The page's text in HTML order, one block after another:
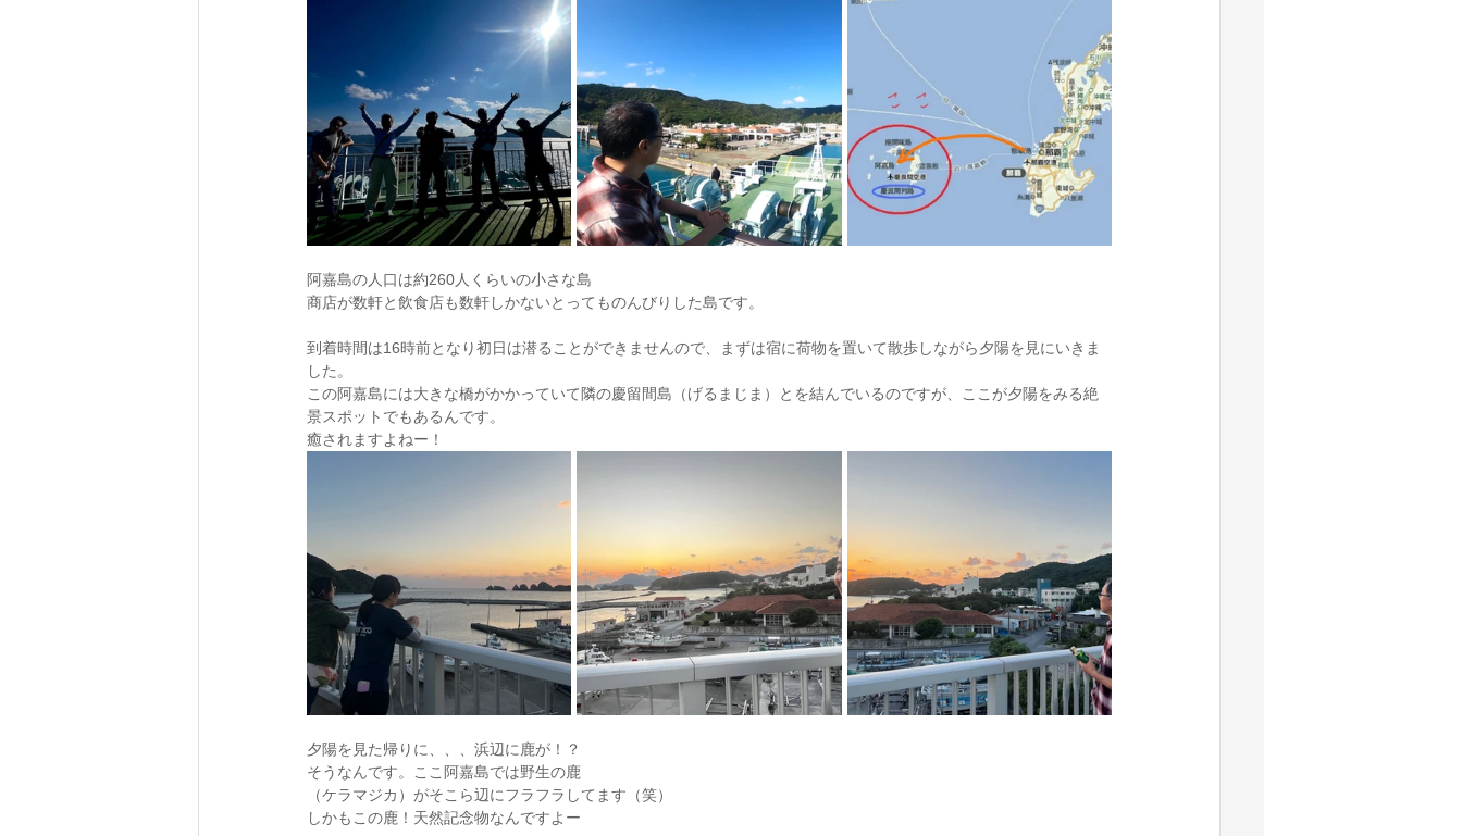
阿嘉島の人口は約260人くらいの小さな島
商店が数軒と飲食店も数軒しかないとってものんびりした島です。
到着時間は16時前となり初日は潜ることができませんので、まずは宿に荷物を置いて散歩しながら夕陽を見にいきま
した。
この阿嘉島には大きな橋がかかっていて隣の慶留間島（げるまじま）とを結んでいるのですが、ここが夕陽をみる絶
景スポットでもあるんです。
癒されますよねー！
夕陽を見た帰りに、、、浜辺に鹿が！？
そうなんです。ここ阿嘉島では野生の鹿
（ケラマジカ）がそこら辺にフラフラしてます（笑）
しかもこの鹿！天然記念物なんですよー